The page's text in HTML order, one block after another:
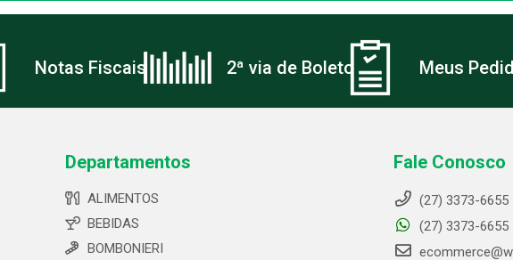
Notas Fiscais 2ª via de Boleto Meus
Departamentos
ALIMENTOS
BEBIDAS
BOMBONIERI
Fale Conosco
(27) 3373-6655
(27) 3373-6655